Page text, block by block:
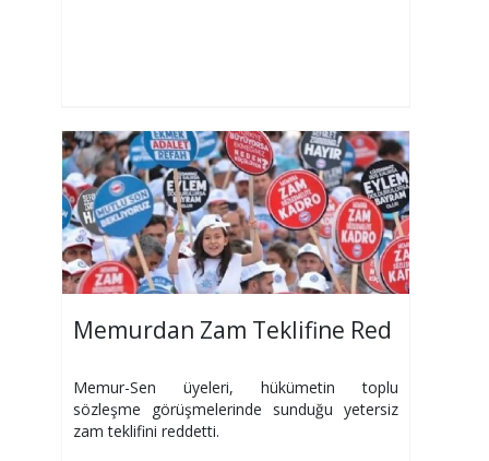
Memurdan Zam Teklifine Red
Memur-Sen üyeleri, hükümetin toplu
sözleşme görüşmelerinde sunduğu yetersiz
zam teklifini reddetti.